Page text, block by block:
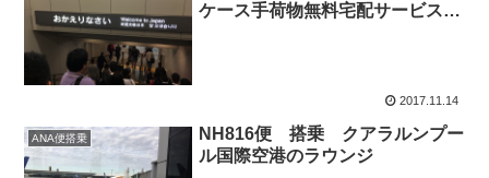
ケース手荷物無料宅配サービス利
2017.11.14
ANA便搭乗
NH816便 搭乗 クアラルンプー
ル国際空港のラウンジ